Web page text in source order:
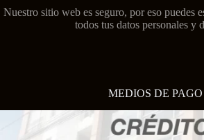
Nuestro sitio web es seguro, por eso puedes
todos tus datos personales y
MEDIOS DE PAGO